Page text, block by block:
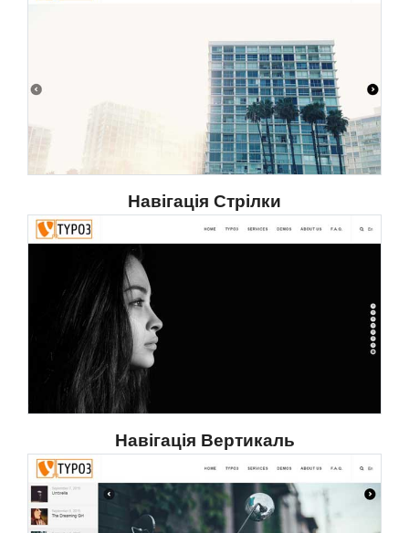
Навігація Стрілки
Навігація Вертикаль